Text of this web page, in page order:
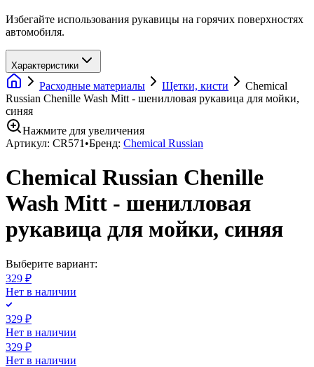
Избегайте использования рукавицы на горячих поверхностях
автомобиля.
Характеристики
Расходные материалы Щетки, кисти
Chemical
Russian Chenille Wash Mitt - шенилловая рукавица для мойки,
синяя
Нажмите для увеличения
Артикул: CR571 •Бренд: Chemical Russian
Chemical Russian Chenille
Wash Mitt - шенилловая
рукавица для мойки, синяя
Выберите вариант:
329 ₽
Нет в наличии
329 ₽
Нет в наличии
329 ₽
Нет в наличии